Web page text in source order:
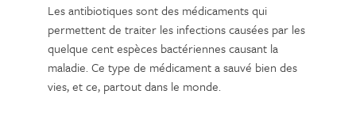
Les antibiotiques sont des médicaments qui
permettent de traiter les infections causées par les
quelque cent espèces bactériennes causant la
maladie. Ce type de médicament a sauvé bien des
vies, et ce, partout dans le monde.